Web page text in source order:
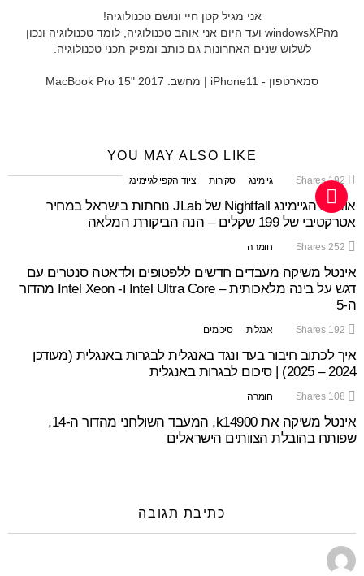
אני מגיל קטן חיי ונושם טכנולוגיה!
מהwindowsXP ועד היום אני אוהב טכנולוגיה, לומד טכנולוגיה ונכון
לשלוש שנים האחרונות גם כותב ומפיק תכני טכנולוגיה.
סמארטפון - iPhone11 | מחשב: MacBook Pro 15" 2017
YOU MAY ALSO LIKE
192
Shares גיימינג סקירות ציוד הקפי לגיימינג
אוזניות הגיימינג Nightfall של JLab נוחתות בישראל במחיר
אטרקטיבי של 199 שקלים – הנה הביקורת המלאה
252
Shares חומרה
אינטל משיקה מעבדים חדשים ללפטופים ולדאטה סנטרים עם
דגש על בינה מלאכותית – Intel Ultra Core ו- Intel Xeon מהדור
ה-5
192
Shares אנגלית סיכומים
איך לכתוב חיבור בעד ונגד באנגלית לבגרות באנגלית (מעודכן
2024 – 2025) | סיכום לבגרות באנגלית
108
Shares חומרה
אינטל משיקה את k14900, המעבד השולחני מהדור ה-14,
שפותח בהובלת הצוותים הישראלים
כתיבת תגובה